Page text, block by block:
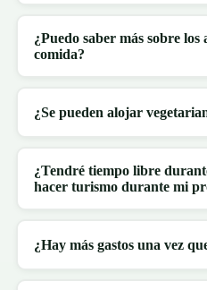
¿Puedo saber más sobre
comida?
¿Se pueden alojar
¿Tendré tiempo libre
hacer turismo durante mi
¿Hay más gastos una vez